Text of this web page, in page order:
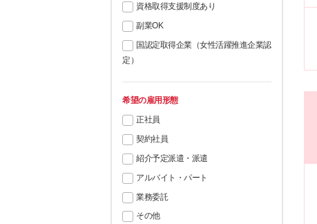
資格取得支援制度あり
副業OK
国認定取得企業（女性活躍推進企業認
定）
希望の雇用形態
正社員
契約社員
紹介予定派遣・派遣
アルバイト・パート
業務委託
その他